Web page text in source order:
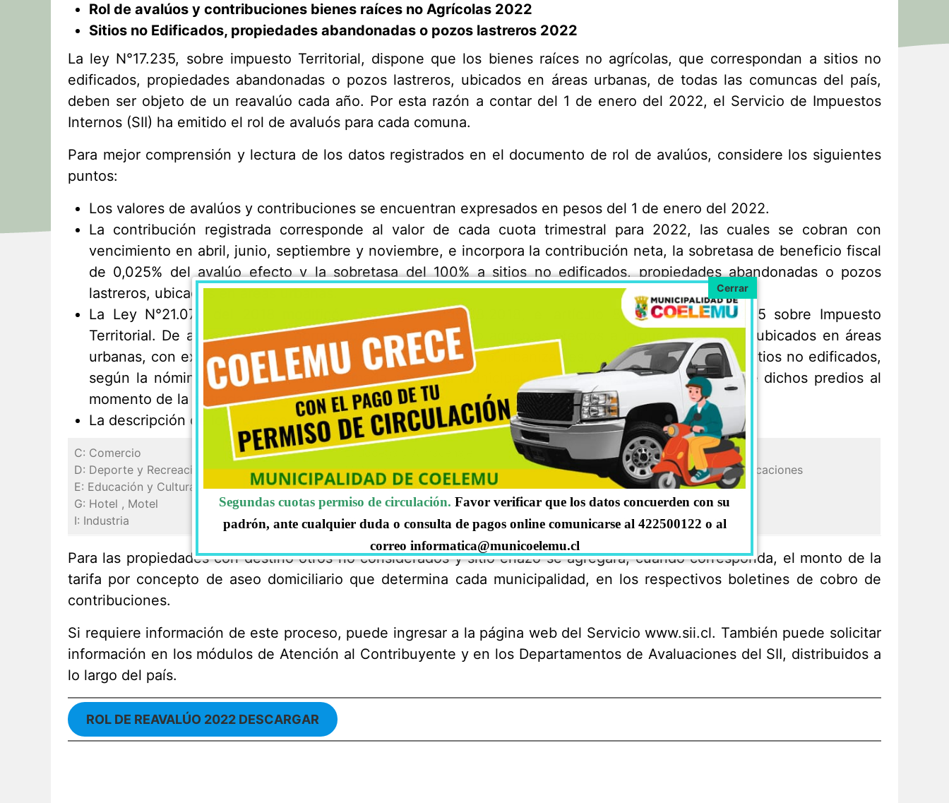
Rol de avalúos y contribuciones bienes raíces no Agrícolas 2022
Sitios no Edificados, propiedades abandonadas o pozos lastreros 2022
La ley N°17.235, sobre impuesto Territorial, dispone que los bienes raíces no agrícolas, que correspondan a sitios no
edificados, propiedades abandonadas o pozos lastreros, ubicados en áreas urbanas, de todas las comuncas del país,
deben ser objeto de un reavalúo cada año. Por esta razón a contar del 1 de enero del 2022, el Servicio de Impuestos
Internos (SII) ha emitido el rol de avaluós para cada comuna.
Para mejor comprensión y lectura de los datos registrados en el documento de rol de avalúos, considere los siguientes
puntos:
Los valores de avalúos y contribuciones se encuentran expresados en pesos del 1 de enero del 2022.
La contribución registrada corresponde al valor de cada cuota trimestral para 2022, las cuales se cobran con
vencimiento en abril, junio, septiembre y noviembre, e incorpora la contribución neta, la sobretasa de beneficio fiscal
de 0,025% del avalúo efecto y la sobretasa del 100% a sitios no edificados, propiedades abandonadas o pozos
lastreros, ubicados en áreas urbanas.
La Ley N°21.078 del 2018 modificó, con vigencia 16.08.2018, el artículo 8 de la Ley N°17.235 sobre Impuesto
Territorial. De acuerdo a esta norma, los bienes raíces no agrícolas afectos a impuesto territorial ubicados en áreas
urbanas, con excepción de las áreas de extensión urbana o urbanizables, y que correspondan a sitios no edificados,
según la nómina de propiedades informada por cada municipalidad y la situación de catastral de dichos predios al
momento de la entrada en vigencia de este Reavalúo.
La descripción de los códigos de destino de los bienes raíces es la siguiente:
C: Comercio
D: Deporte y Recreación
E: Educación y Cultura
G: Hotel , Motel
I: Industria
M: Minería
O: Oficina
P: Administración pública y defensa
Q: Culto
S: Salud
T:Transporte y telecomunicaciones
V: Otros no considerados
W: Sitio eriazo
Z: Estacionamiento
Para las propiedades con destino otros no considerados y sitio eriazo se agregará, cuando corresponda, el monto de la
tarifa por concepto de aseo domiciliario que determina cada municipalidad, en los respectivos boletines de cobro de
contribuciones.
Si requiere información de este proceso, puede ingresar a la página web del Servicio www.sii.cl. También puede solicitar
información en los módulos de Atención al Contribuyente y en los Departamentos de Avaluaciones del SII, distribuidos a
lo largo del país.
ROL DE REAVALÚO 2022 DESCARGAR
Segundas cuotas permiso de circulación. Favor verificar que los datos concuerden con su
padrón, ante cualquier duda o consulta de pagos online comunicarse al 422500122 o al
correo informatica@municoelemu.cl